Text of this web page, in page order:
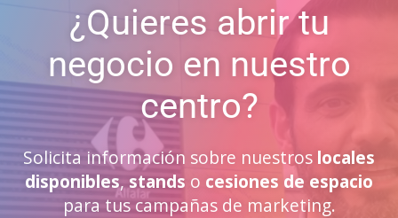
¿Quieres abrir tu
negocio en nuestro
centro?
Solicita información sobre nuestros locales
disponibles, stands o cesiones de espacio
para tus campañas de marketing.